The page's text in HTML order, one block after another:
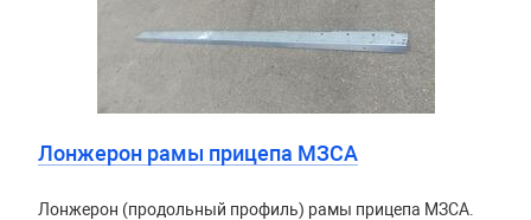
Лонжерон рамы прицепа МЗСА
Лонжерон (продольный профиль) рамы прицепа МЗСА.